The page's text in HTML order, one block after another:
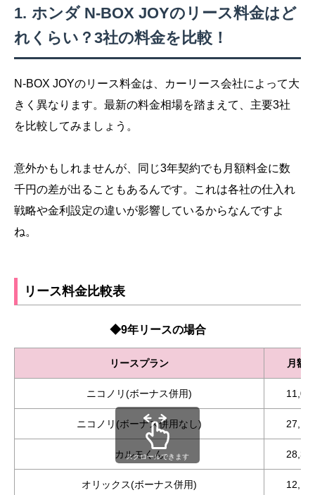
ホンダ N-BOX JOYのリース料金はど
れくらい？3社の料金を比較！
N-BOX JOYのリース料金は、カーリース会社によって大
きく異なります。最新の料金相場を踏まえて、主要3社
を比較してみましょう。
意外かもしれませんが、同じ3年契約でも月額料金に数
千円の差が出ることもあるんです。これは各社の仕入れ
戦略や金利設定の違いが影響しているからなんですよ
ね。
リース料金比較表
◆9年リースの場合
リースプラン 月額
ニコノリ(ボーナス併用)
ニコノリ(ボーナス併用なし)
カルモくん
オリックス(ボーナス併用)
スクロールできます